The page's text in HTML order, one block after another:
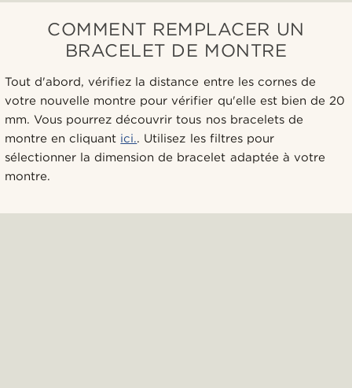
COMMENT REMPLACER UN
BRACELET DE MONTRE
Tout d'abord, vérifiez la distance entre les cornes de
votre nouvelle montre pour vérifier qu'elle est bien de 20
mm. Vous pourrez découvrir tous nos bracelets de
montre en cliquant ici.. Utilisez les filtres pour
sélectionner la dimension de bracelet adaptée à votre
montre.